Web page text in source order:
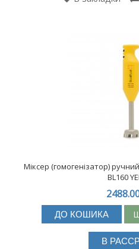
Міксер (гомогенізатор)
BL160
ДО КОШИКА
В